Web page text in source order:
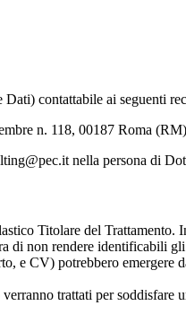
contattabile ai seguenti
n. 118, 00187 Roma (RM)
nella persona di
Titolare del
non rendere identificabili
e CV) potrebbero
trattati per soddisfare